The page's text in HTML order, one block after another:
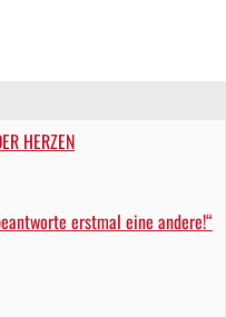
HERZEN
erstmal eine andere!“